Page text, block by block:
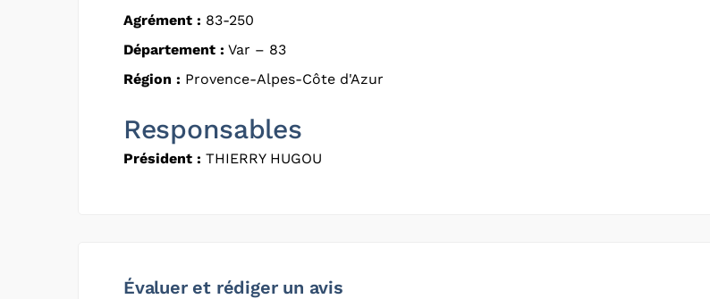
Agrément : 83-250
Département : Var – 83
Région : Provence-Alpes-Côte d'Azur
Responsables
Président : THIERRY HUGOU
Évaluer et rédiger un avis